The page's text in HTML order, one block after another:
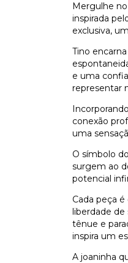
Mergulhe
inspirada
exclusiva,
Tino
e uma
representar
conexão
uma
O símbolo
surgem ao
potencial
Cada peça
liberdade de
tênue e
inspira um
A joaninha